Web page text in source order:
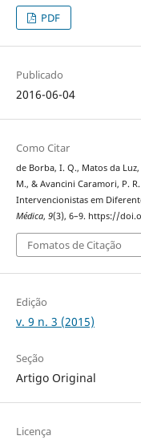
PDF
Publicado
2016-06-04
Como Citar
de Borba, I. Q., Matos da
M., & Avancini Caramori, P.
Intervencionistas em
Médica, 9(3), 6–9. https://
Fomatos de Citação
Edição
v. 9 n. 3 (2015)
Seção
Artigo Original
Licença